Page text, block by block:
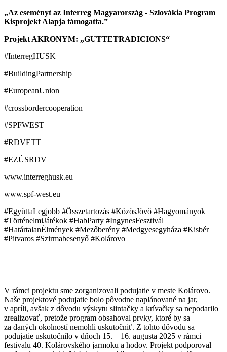
„Az eseményt az Interreg Magyarország - Szlovákia Program
Kisprojekt Alapja támogatta.”
Projekt AKRONYM: „GUTTETRADICIONS“
#InterregHUSK
#BuildingPartnership
#EuropeanUnion
#crossbordercooperation
#SPFWEST
#RDVETT
#EZÚSRDV
www.interreghusk.eu
www.spf-west.eu
#EgyüttaLegjobb #Összetartozás #KözösJövő #Hagyományok
#TörténelmiJátékok #HabParty #IngynesFesztivál
#HatártalanÉlmények #Mezőberény #Medgyesegyháza #Kisbér
#Pitvaros #Szirmabesenyő #Kolárovo
V rámci projektu sme zorganizovali podujatie v meste Kolárovo.
Naše projektové podujatie bolo pôvodne naplánované na jar,
v apríli, avšak z dôvodu výskytu slintačky a krívačky sa nepodarilo
zrealizovať, pretože program obsahoval prvky, ktoré by sa
za daných okolností nemohli uskutočniť. Z tohto dôvodu sa
podujatie uskutočnilo v dňoch 15. – 16. augusta 2025 v rámci
festivalu 40. Kolárovského jarmoku a hodov. Projekt podporoval